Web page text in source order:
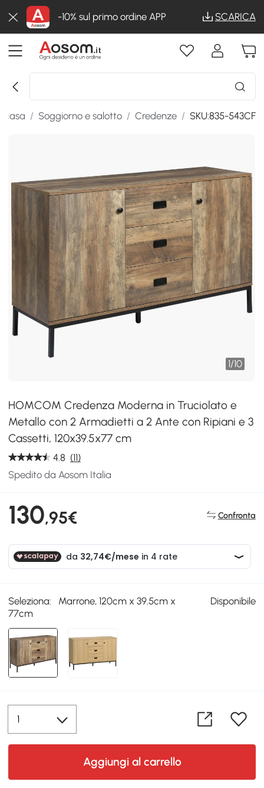
-10% sul primo ordine APP SCARICA
casa / Soggiorno e salotto / Credenze / SKU:835-543CF
1/10
HOMCOM Credenza Moderna in Truciolato e
Metallo con 2 Armadietti a 2 Ante con Ripiani e 3
Cassetti, 120x39.5x77 cm
4.8 (11)
Spedito da Aosom Italia
130,95€ Confronta
Seleziona:
Marrone, 120cm x 39.5cm x
77cm
Disponibile
Aggiungi al carrello